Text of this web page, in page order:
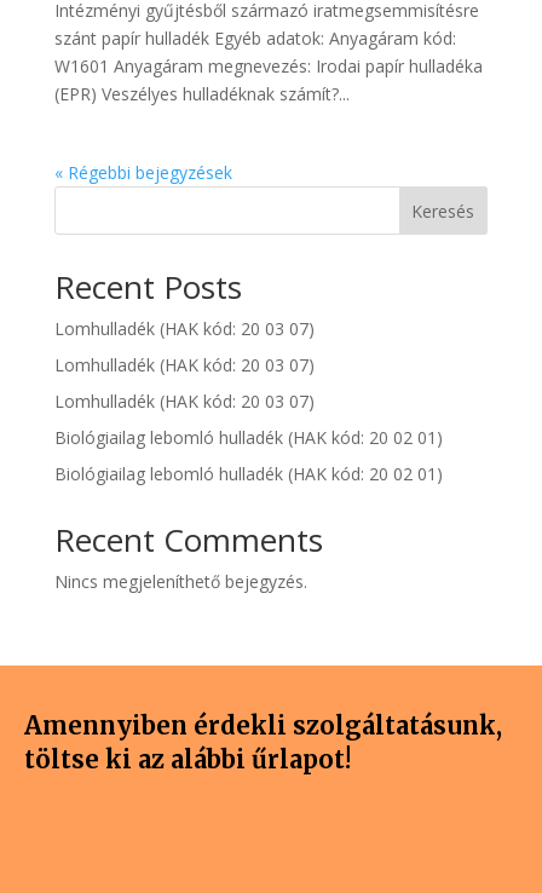
Intézményi gyűjtésből származó iratmegsemmisítésre
szánt papír hulladék Egyéb adatok: Anyagáram kód:
W1601 Anyagáram megnevezés: Irodai papír hulladéka
(EPR) Veszélyes hulladéknak számít?...
« Régebbi bejegyzések
Keresés
Recent Posts
Lomhulladék (HAK kód: 20 03 07)
Lomhulladék (HAK kód: 20 03 07)
Lomhulladék (HAK kód: 20 03 07)
Biológiailag lebomló hulladék (HAK kód: 20 02 01)
Biológiailag lebomló hulladék (HAK kód: 20 02 01)
Recent Comments
Nincs megjeleníthető bejegyzés.
Amennyiben érdekli szolgáltatásunk,
töltse ki az alábbi űrlapot!